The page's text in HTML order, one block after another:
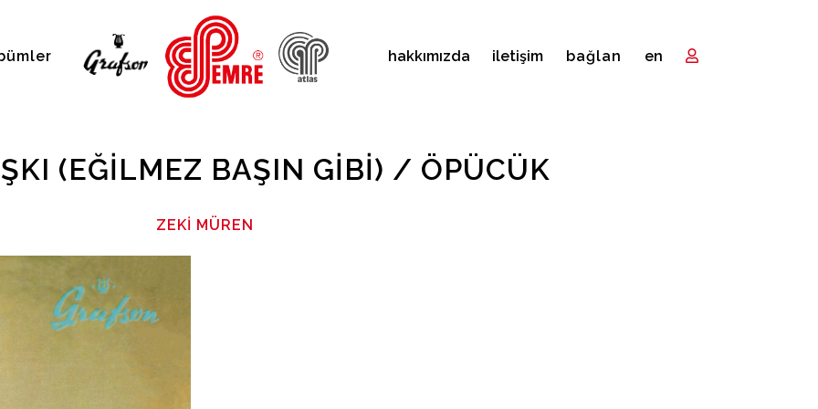
hakkımızda i̇letişim bağlan en
(EĞILMEZ BAŞIN GIBI) / ÖPÜCÜK
ZEKI MÜREN